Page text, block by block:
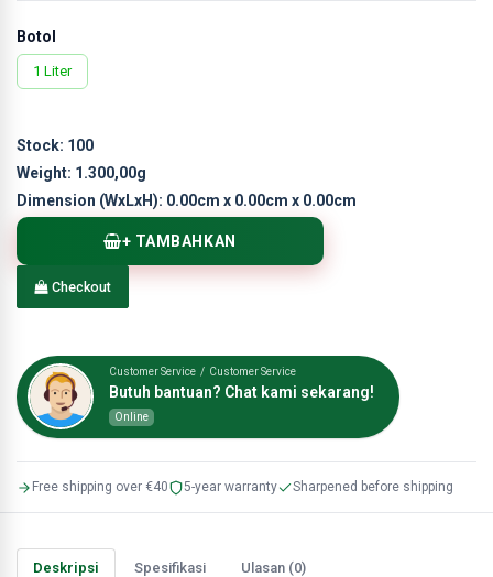
Botol
1 Liter
Stock: 100
Weight: 1.300,00g
Dimension (WxLxH): 0.00cm x 0.00cm x 0.00cm
+ TAMBAHKAN
Checkout
Customer Service / Customer Service
Butuh bantuan? Chat kami sekarang!
Online
Free shipping over €40 5-year warranty Sharpened before shipping
Deskripsi Spesifikasi Ulasan (0)